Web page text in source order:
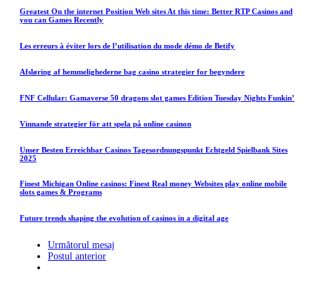
Greatest On the internet Position Web sites At this time: Better RTP Casinos and
you can Games Recently
Les erreurs à éviter lors de l’utilisation du mode démo de Betify
Afsløring af hemmelighederne bag casino strategier for begyndere
FNF Cellular: Gamaverse 50 dragons slot games Edition Tuesday Nights Funkin’
Vinnande strategier för att spela på online casinon
Unser Besten Erreichbar Casinos Tagesordnungspunkt Echtgeld Spielbank Sites
2025
Finest Michigan Online casinos: Finest Real money Websites play online mobile
slots games & Programs
Future trends shaping the evolution of casinos in a digital age
Următorul mesaj
Postul anterior